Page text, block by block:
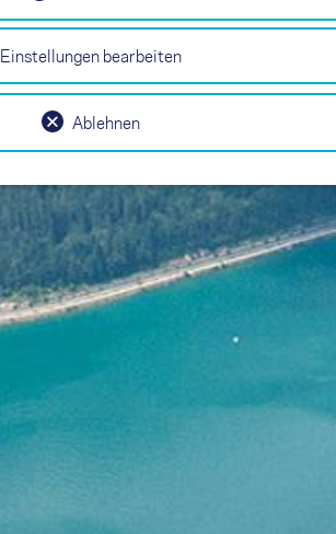
Einstellungen bearbeiten
Ablehnen